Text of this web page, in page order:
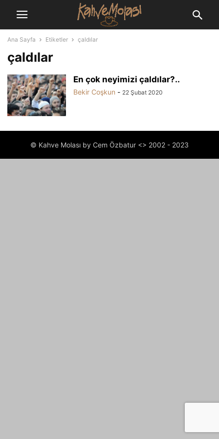
Ana Sayfa Etiketler çaldılar
çaldılar
En çok neyimizi çaldılar?..
Bekir Coşkun - 22 Şubat 2020
© Kahve Molası by Cem Özbatur <> 2002 - 2023